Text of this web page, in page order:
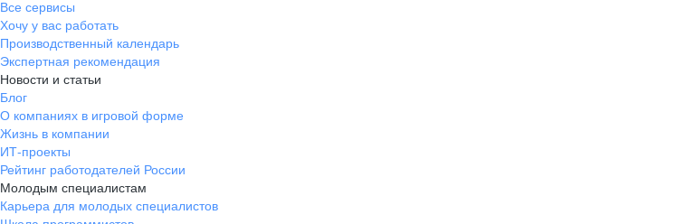
Все сервисы
Хочу у вас работать
Производственный календарь
Экспертная рекомендация
Новости и статьи
Блог
О компаниях в игровой форме
Жизнь в компании
ИТ-проекты
Рейтинг работодателей России
Молодым специалистам
Карьера для молодых специалистов